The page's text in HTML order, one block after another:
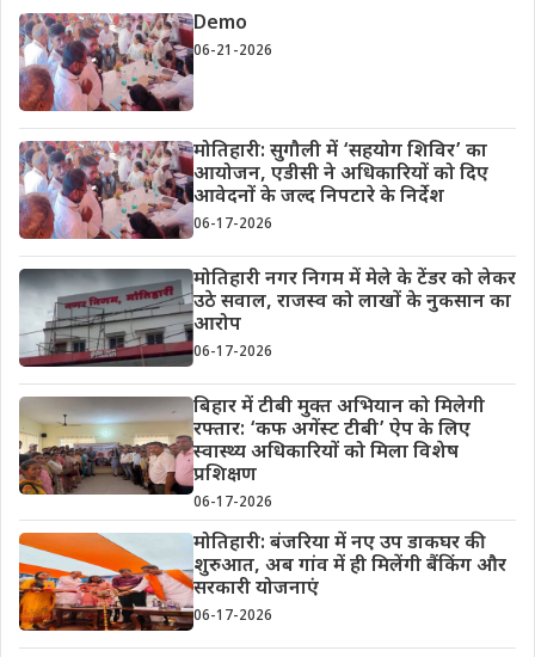
Demo
06-21-2026
मोतिहारी: सुगौली में ‘सहयोग शिविर’ का
आयोजन, एडीसी ने अधिकारियों को दिए
आवेदनों के जल्द निपटारे के निर्देश
06-17-2026
मोतिहारी नगर निगम में मेले के टेंडर को लेकर
उठे सवाल, राजस्व को लाखों के नुकसान का
आरोप
06-17-2026
बिहार में टीबी मुक्त अभियान को मिलेगी
रफ्तार: ‘कफ अगेंस्ट टीबी’ ऐप के लिए
स्वास्थ्य अधिकारियों को मिला विशेष
प्रशिक्षण
06-17-2026
मोतिहारी: बंजरिया में नए उप डाकघर की
शुरुआत, अब गांव में ही मिलेंगी बैंकिंग और
सरकारी योजनाएं
06-17-2026